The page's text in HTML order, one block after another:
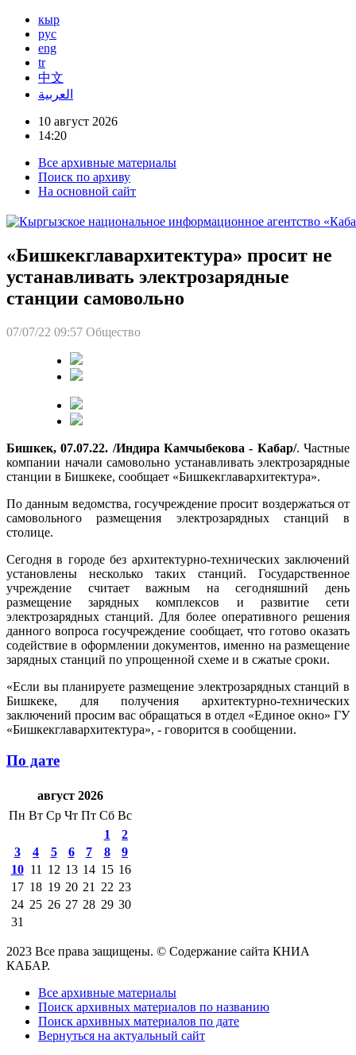
кыр
рус
eng
tr
中文
العربية
10 август 2026
14:20
Все архивные материалы
Поиск по архиву
На основной сайт
«Бишкекглавархитектура» просит не
устанавливать электрозарядные
станции самовольно
07/07/22 09:57 Общество
Бишкек, 07.07.22. /Индира Камчыбекова - Кабар/. Частные
компании начали самовольно устанавливать электрозарядные
станции в Бишкеке, сообщает «Бишкекглавархитектура».
По данным ведомства, госучреждение просит воздержаться от
самовольного размещения электрозарядных станций в
столице.
Сегодня в городе без архитектурно-технических заключений
установлены несколько таких станций. Государственное
учреждение считает важным на сегодняшний день
размещение зарядных комплексов и развитие сети
электрозарядных станций. Для более оперативного решения
данного вопроса госучреждение сообщает, что готово оказать
содействие в оформлении документов, именно на размещение
зарядных станций по упрощенной схеме и в сжатые сроки.
«Если вы планируете размещение электрозарядных станций в
Бишкеке, для получения архитектурно-технических
заключений просим вас обращаться в отдел «Единое окно» ГУ
«Бишкекглавархитектура», - говорится в сообщении.
По дате
август 2026
Пн Вт Ср Чт Пт Сб Вс
1
2
3
4 5 6 7 8
9
10 11 12 13 14 15 16
17 18 19 20 21 22 23
24 25 26 27 28 29 30
31
2023 Все права защищены. © Содержание сайта КНИА
КАБАР.
Все архивные материалы
Поиск архивных материалов по названию
Поиск архивных материалов по дате
Вернуться на актуальный сайт